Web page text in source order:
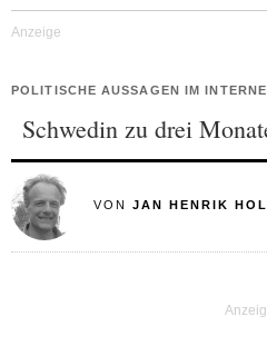
POLITISCHE AUSSAGEN IM
Schwedin zu drei
VON JAN HENRIK